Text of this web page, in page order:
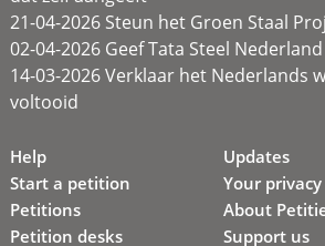
21-04-2026 Steun het Groen Staal
02-04-2026 Geef Tata Steel
14-03-2026 Verklaar het Nederlands
voltooid
Help
Start a petition
Petitions
Petition desks
Updates
Your privacy
About
Support us